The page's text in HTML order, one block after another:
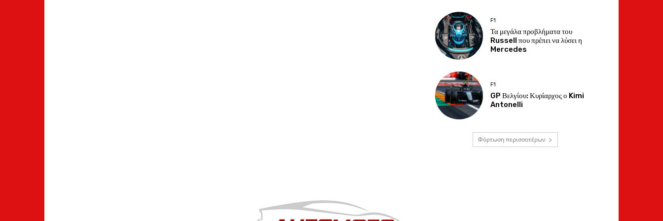
F1
Τα μεγάλα προβλήματα του
Russell που πρέπει να λύσει η
Mercedes
F1
GP Βελγίου: Κυρίαρχος ο Kimi
Antonelli
Φόρτωση περισσοτέρων